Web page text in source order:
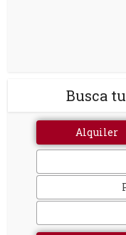
Busca
Alquiler